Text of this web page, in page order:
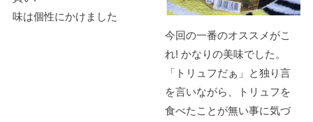
味は個性にかけました
今回の一番のオススメがこ
れ! かなりの美味でした。
「トリュフだぁ」と独り言
を言いながら、トリュフを
食べたことが無い事に気づ